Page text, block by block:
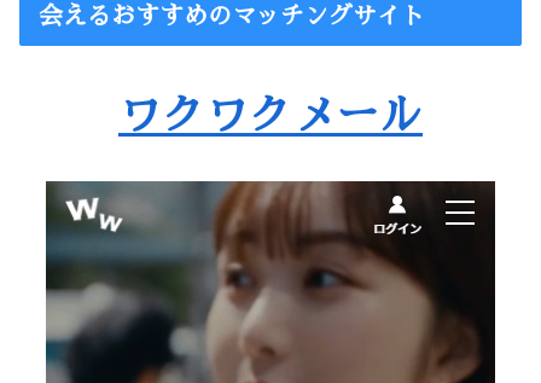
会えるおすすめのマッチングサイト
ワクワクメール